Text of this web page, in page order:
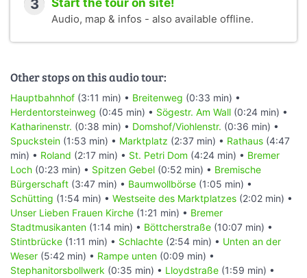
3 Start the tour on site!
Audio, map & infos - also available offline.
Other stops on this audio tour:
Hauptbahnhof (3:11 min) • Breitenweg (0:33 min) •
Herdentorsteinweg (0:45 min) • Sögestr. Am Wall (0:24 min) •
Katharinenstr. (0:38 min) • Domshof/Viohlenstr. (0:36 min) •
Spuckstein (1:53 min) • Marktplatz (2:37 min) • Rathaus (4:47
min) • Roland (2:17 min) • St. Petri Dom (4:24 min) • Bremer
Loch (0:23 min) • Spitzen Gebel (0:52 min) • Bremische
Bürgerschaft (3:47 min) • Baumwollbörse (1:05 min) •
Schütting (1:54 min) • Westseite des Marktplatzes (2:02 min) •
Unser Lieben Frauen Kirche (1:21 min) • Bremer
Stadtmusikanten (1:14 min) • Böttcherstraße (10:07 min) •
Stintbrücke (1:11 min) • Schlachte (2:54 min) • Unten an der
Weser (5:42 min) • Rampe unten (0:09 min) •
Stephanitorsbollwerk (0:35 min) • Lloydstraße (1:59 min) •